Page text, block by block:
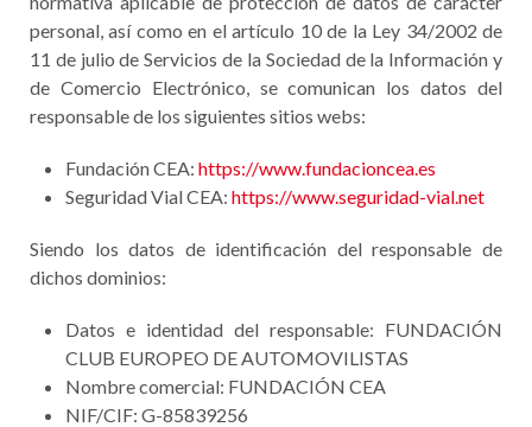
personal, así como en el artículo 10 de la Ley 34/2002 de
11 de julio de Servicios de la Sociedad de la Información y
de Comercio Electrónico, se comunican los datos del
responsable de los siguientes sitios webs:
Fundación CEA: https://www.fundacioncea.es
Seguridad Vial CEA: https://www.seguridad-vial.net
Siendo los datos de identificación del responsable de
dichos dominios:
Datos e identidad del responsable: FUNDACIÓN
CLUB EUROPEO DE AUTOMOVILISTAS
Nombre comercial: FUNDACIÓN CEA
NIF/CIF: G-85839256